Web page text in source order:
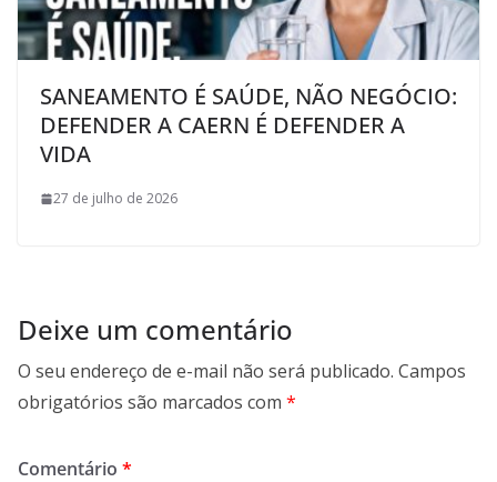
SANEAMENTO É SAÚDE, NÃO NEGÓCIO:
DEFENDER A CAERN É DEFENDER A
VIDA
27 de julho de 2026
Deixe um comentário
O seu endereço de e-mail não será publicado. Campos
obrigatórios são marcados com *
Comentário *